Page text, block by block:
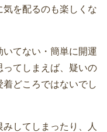
を配るのも楽しくな
てない・簡単に開運
ってしまえば、疑いの
どころではないでし
してしまったり、人